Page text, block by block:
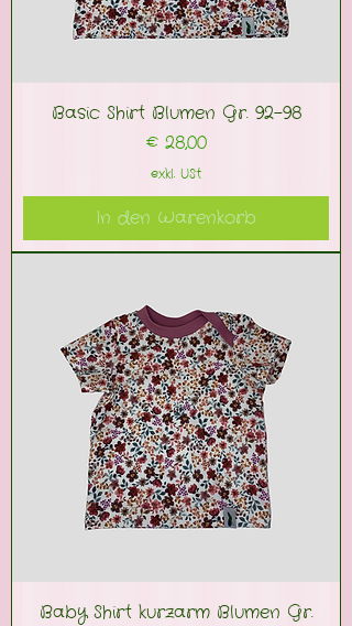
Basic Shirt Blumen Gr. 92-98
Preis
€ 28,00
exkl. USt
In den Warenkorb
Baby Shirt kurzarm Blumen Gr.